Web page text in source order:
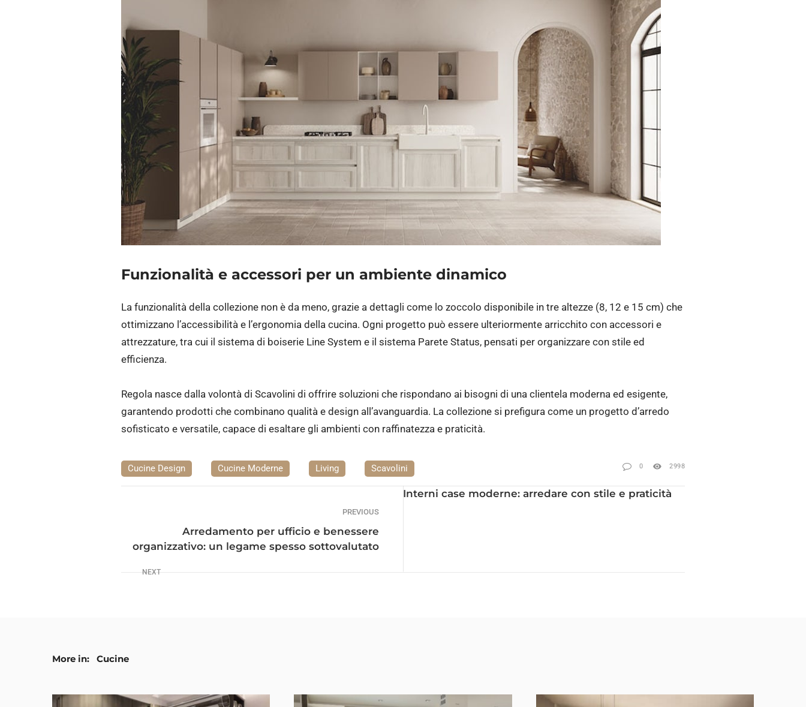
Funzionalità e accessori per un ambiente dinamico
La funzionalità della collezione non è da meno, grazie a dettagli come lo zoccolo disponibile in tre altezze (8, 12 e 15 cm) che
ottimizzano l’accessibilità e l’ergonomia della cucina. Ogni progetto può essere ulteriormente arricchito con accessori e
attrezzature, tra cui il sistema di boiserie Line System e il sistema Parete Status, pensati per organizzare con stile ed
efficienza.
Regola nasce dalla volontà di Scavolini di offrire soluzioni che rispondano ai bisogni di una clientela moderna ed esigente,
garantendo prodotti che combinano qualità e design all’avanguardia. La collezione si prefigura come un progetto d’arredo
sofisticato e versatile, capace di esaltare gli ambienti con raffinatezza e praticità.
Cucine Design Cucine Moderne Living Scavolini 0 2998
PREVIOUS
Arredamento per ufficio e benessere
organizzativo: un legame spesso sottovalutato
NEXT
Interni case moderne: arredare con stile e praticità
More in: Cucine